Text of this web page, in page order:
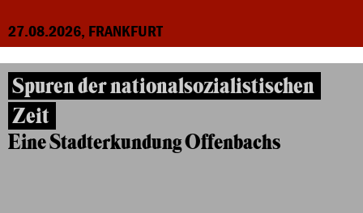
27.08.2026, FRANKFURT
Spuren der nationalsozialistischen
Zeit
Eine Stadterkundung Offenbachs